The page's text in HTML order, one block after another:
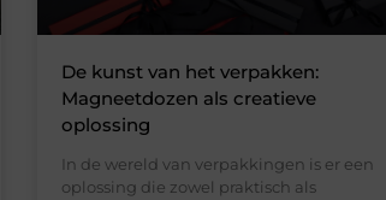
De kunst van het verpakken:
Magneetdozen als creatieve
oplossing
In de wereld van verpakkingen is er een
oplossing die zowel praktisch als